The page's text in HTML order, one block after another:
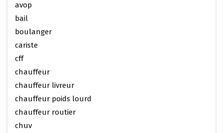
avop
bail
boulanger
cariste
cff
chauffeur
chauffeur livreur
chauffeur poids lourd
chauffeur routier
chuv